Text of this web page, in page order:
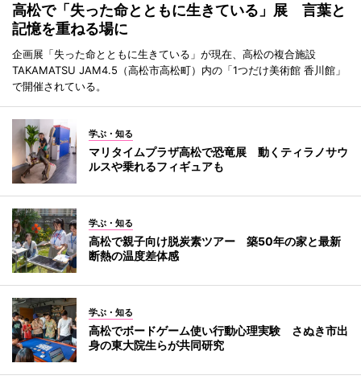
高松で「失った命とともに生きている」展 言葉と
記憶を重ねる場に
企画展「失った命とともに生きている」が現在、高松の複合施設
TAKAMATSU JAM4.5（高松市高松町）内の「1つだけ美術館 香川館」
で開催されている。
学ぶ・知る
マリタイムプラザ高松で恐竜展 動くティラノサウ
ルスや乗れるフィギュアも
学ぶ・知る
高松で親子向け脱炭素ツアー 築50年の家と最新
断熱の温度差体感
学ぶ・知る
高松でボードゲーム使い行動心理実験 さぬき市出
身の東大院生らが共同研究